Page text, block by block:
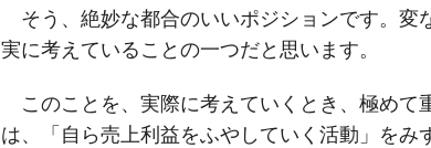
そう、絶妙な都合のいいポジションです。変
実に考えていることの一つだと思います。
このことを、実際に考えていくとき、極めて
は、「自ら売上利益をふやしていく活動」を